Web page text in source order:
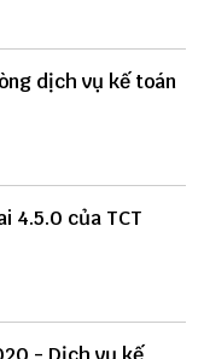
dịch vụ kế toán
4.5.0 của TCT